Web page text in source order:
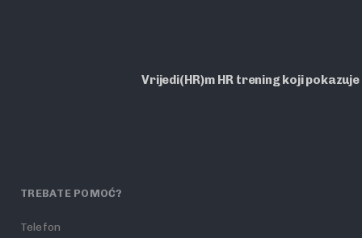
Vrijedi(HR)m HR trening koji
TREBATE POMOĆ?
Telefon